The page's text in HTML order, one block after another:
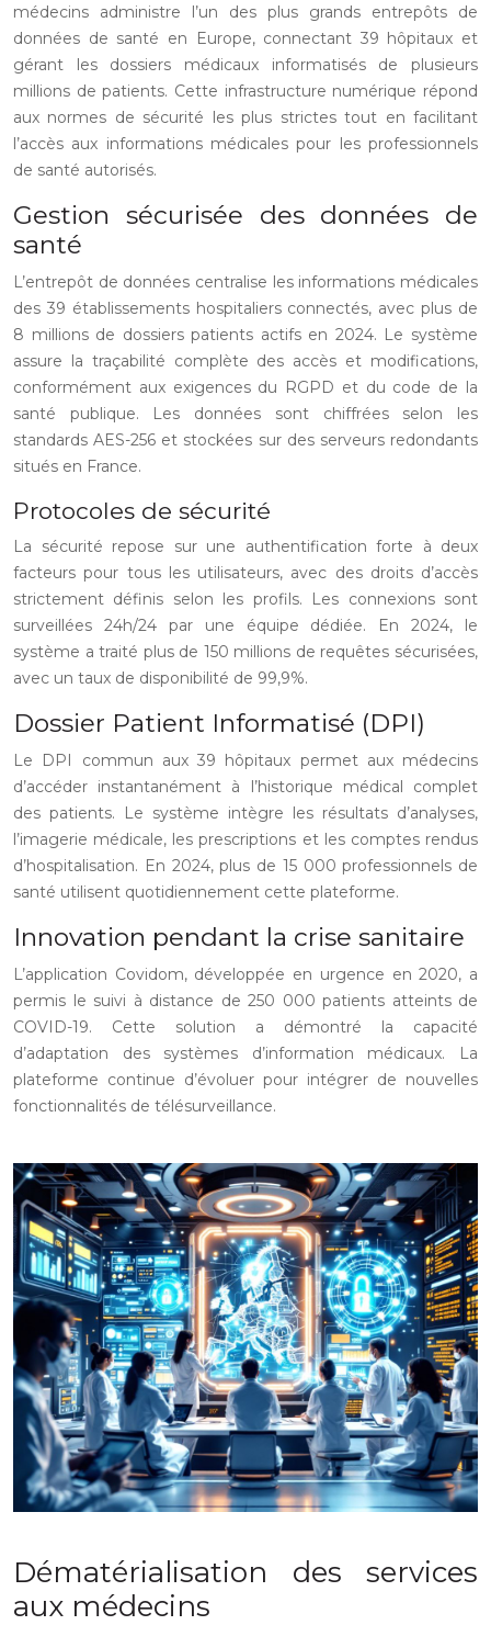
médecins administre l’un des plus grands entrepôts de
données de santé en Europe, connectant 39 hôpitaux et
gérant les dossiers médicaux informatisés de plusieurs
millions de patients. Cette infrastructure numérique répond
aux normes de sécurité les plus strictes tout en facilitant
l’accès aux informations médicales pour les professionnels
de santé autorisés.
Gestion sécurisée des données de
santé
L’entrepôt de données centralise les informations médicales
des 39 établissements hospitaliers connectés, avec plus de
8 millions de dossiers patients actifs en 2024. Le système
assure la traçabilité complète des accès et modifications,
conformément aux exigences du RGPD et du code de la
santé publique. Les données sont chiffrées selon les
standards AES-256 et stockées sur des serveurs redondants
situés en France.
Protocoles de sécurité
La sécurité repose sur une authentification forte à deux
facteurs pour tous les utilisateurs, avec des droits d’accès
strictement définis selon les profils. Les connexions sont
surveillées 24h/24 par une équipe dédiée. En 2024, le
système a traité plus de 150 millions de requêtes sécurisées,
avec un taux de disponibilité de 99,9%.
Dossier Patient Informatisé (DPI)
Le DPI commun aux 39 hôpitaux permet aux médecins
d’accéder instantanément à l’historique médical complet
des patients. Le système intègre les résultats d’analyses,
l’imagerie médicale, les prescriptions et les comptes rendus
d’hospitalisation. En 2024, plus de 15 000 professionnels de
santé utilisent quotidiennement cette plateforme.
Innovation pendant la crise sanitaire
L’application Covidom, développée en urgence en 2020, a
permis le suivi à distance de 250 000 patients atteints de
COVID-19. Cette solution a démontré la capacité
d’adaptation des systèmes d’information médicaux. La
plateforme continue d’évoluer pour intégrer de nouvelles
fonctionnalités de télésurveillance.
Dématérialisation des services
aux médecins